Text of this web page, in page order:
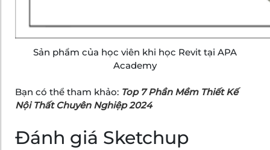
Sản phẩm của học viên khi học Revit tại APA
Academy
Bạn có thể tham khảo: Top 7 Phần Mềm Thiết Kế
Nội Thất Chuyên Nghiệp 2024
Đánh giá Sketchup